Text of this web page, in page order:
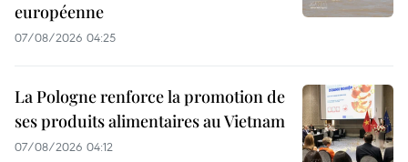
européenne
07/08/2026 04:25
La Pologne renforce la promotion de
ses produits alimentaires au Vietnam
07/08/2026 04:12